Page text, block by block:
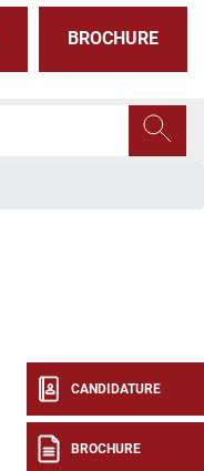
BROCHURE
CANDIDATURE
BROCHURE